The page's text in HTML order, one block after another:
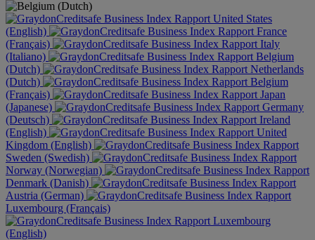
United States
(English)
France
(Français)
Italy
(Italiano)
Belgium
(Dutch)
Netherlands
(Dutch)
Belgium
(Français)
Japan
(Japanese)
Germany
(Deutsch)
Ireland
(English)
United
Kingdom (English)
Sweden (Swedish)
Norway (Norwegian)
Denmark (Danish)
Austria (German)
Luxembourg (Français)
Luxembourg
(English)